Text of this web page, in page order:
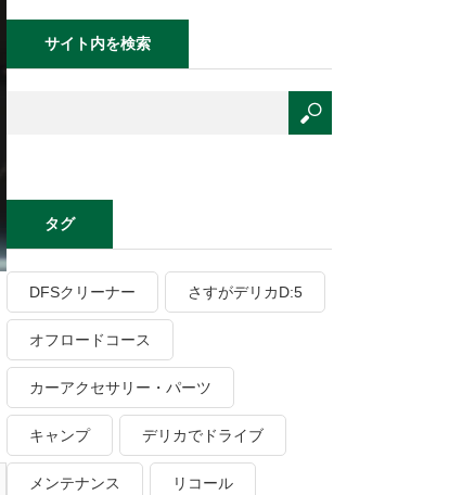
サイト内を検索
タグ
DFSクリーナー さすがデリカD:5
オフロードコース
カーアクセサリー・パーツ
キャンプ デリカでドライブ
メンテナンス リコール